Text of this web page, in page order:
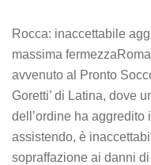
Rocca: inaccettabile
massima
avvenuto al Pronto
Goretti’ di Latina, dove
dell’ordine ha
assistendo, è
sopraffazione ai danni